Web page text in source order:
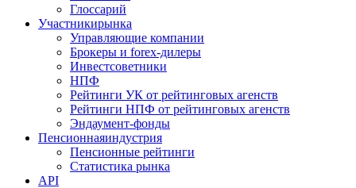
Глоссарий
Участникирынка
Управляющие компании
Брокеры и forex-дилеры
Инвестсоветники
НПФ
Рейтинги УК от рейтинговых агенств
Рейтинги НПФ от рейтинговых агенств
Эндаумент-фонды
Пенсионнаяиндустрия
Пенсионные рейтинги
Статистика рынка
API